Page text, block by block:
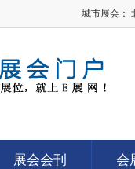
城市展会：
展会会刊 会